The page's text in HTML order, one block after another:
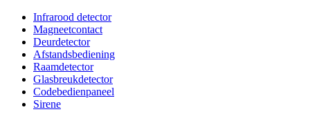
Infrarood detector
Magneetcontact
Deurdetector
Afstandsbediening
Raamdetector
Glasbreukdetector
Codebedienpaneel
Sirene